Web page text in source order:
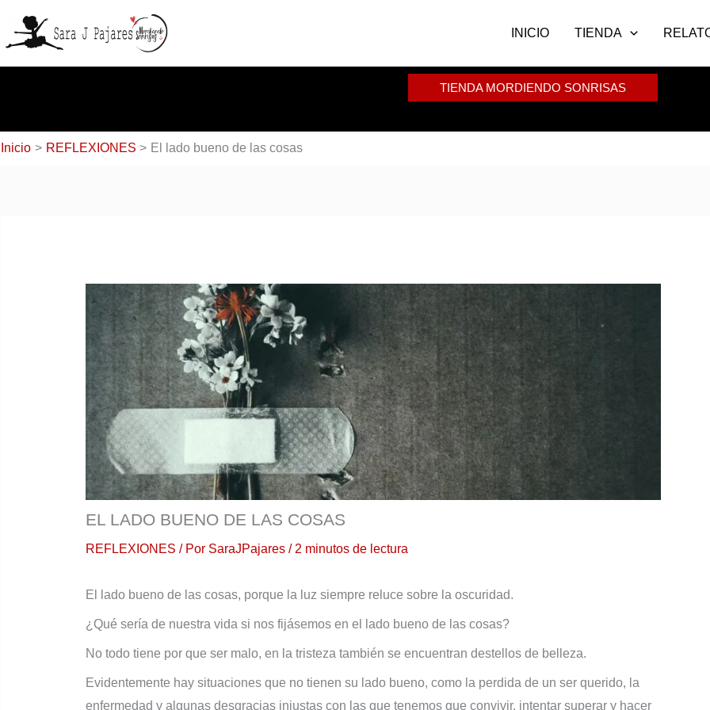
INICIO TIENDA
TIENDA MORDIENDO SONRISAS
Inicio REFLEXIONES El lado bueno de las cosas
EL LADO BUENO DE LAS COSAS
REFLEXIONES / Por SaraJPajares / 2 minutos de lectura
El lado bueno de las cosas, porque la luz siempre reluce sobre la oscuridad.
¿Qué sería de nuestra vida si nos fijásemos en el lado bueno de las cosas?
No todo tiene por que ser malo, en la tristeza también se encuentran destellos de belleza.
Evidentemente hay situaciones que no tienen su lado bueno, como la perdida de un ser querido, la
enfermedad y algunas desgracias injustas con las que tenemos que convivir, intentar superar y hacer